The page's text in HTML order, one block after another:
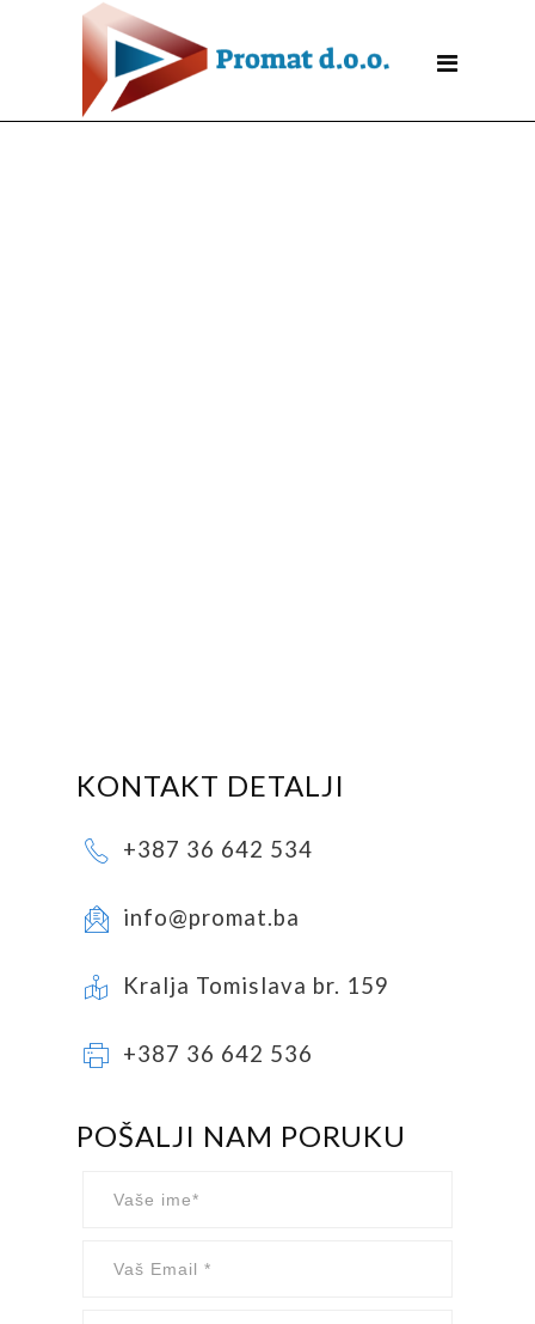
KONTAKT DETALJI
+387 36 642 534
info@promat.ba
Kralja Tomislava br. 159
+387 36 642 536
POŠALJI NAM PORUKU